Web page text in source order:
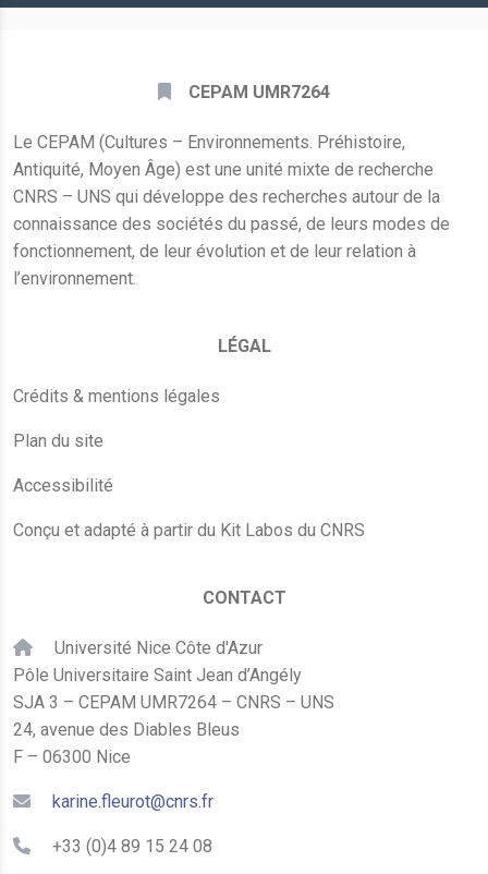
CEPAM UMR7264
Le CEPAM (Cultures – Environnements. Préhistoire,
Antiquité, Moyen Âge) est une unité mixte de recherche
CNRS – UNS qui développe des recherches autour de la
connaissance des sociétés du passé, de leurs modes de
fonctionnement, de leur évolution et de leur relation à
l’environnement.
LÉGAL
Crédits & mentions légales
Plan du site
Accessibilité
Conçu et adapté à partir du Kit Labos du CNRS
CONTACT
Université Nice Côte d'Azur
Pôle Universitaire Saint Jean d’Angély
SJA 3 – CEPAM UMR7264 – CNRS – UNS
24, avenue des Diables Bleus
F – 06300 Nice
karine.fleurot@cnrs.fr
+33 (0)4 89 15 24 08